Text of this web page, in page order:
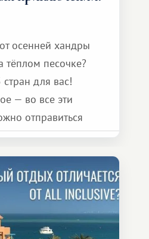
осенней хандры
тёплом песочке?
стран для вас!
— во все эти
отправиться
будучи членом
Club!